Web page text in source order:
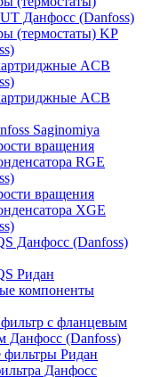
Данфосс (Danfoss)
(термостаты) KP
ACB
ACB
Saginomiya
вращения
RGE
вращения
XGE
Данфосс (Danfoss)
Ридан
компоненты
с фланцевым
Данфосс (Danfoss)
Ридан
Данфосс